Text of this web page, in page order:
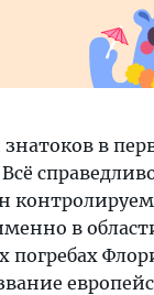
в
в
погребах